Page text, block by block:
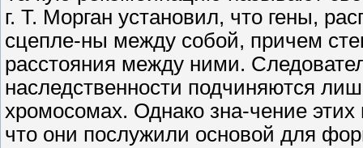
г. Т. Морган установил, что гены,
сцепле-ны между собой, причем
расстояния между ними.
наследственности подчиняются
хромосомах. Однако зна-чение
что они послужили основой для